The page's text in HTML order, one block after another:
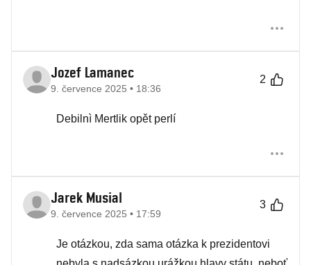
Jozef Lamanec
9. července 2025 • 18:36
2
Debilnì Mertlik opět perlí
Jarek Musial
9. července 2025 • 17:59
3
Je otázkou, zda sama otázka k prezidentovi